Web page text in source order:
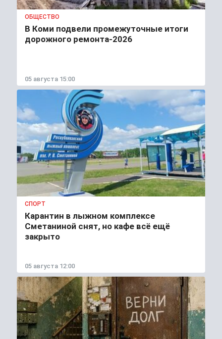
ОБЩЕСТВО
В Коми подвели промежуточные итоги
дорожного ремонта-2026
05 августа 15:00
СПОРТ
Карантин в лыжном комплексе
Сметаниной снят, но кафе всё ещё
закрыто
05 августа 12:00